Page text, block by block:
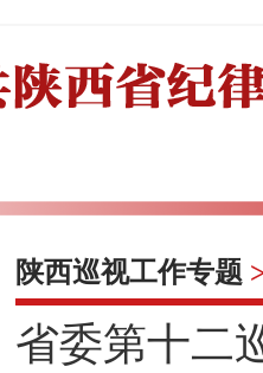
陕西巡视工作专题
省委第十二